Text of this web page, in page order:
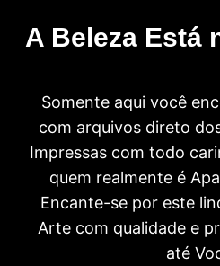
A Beleza Está
Somente aqui você
com arquivos direto
Impressas com todo
quem realmente é
Encante-se por este
Arte com qualidade e
até